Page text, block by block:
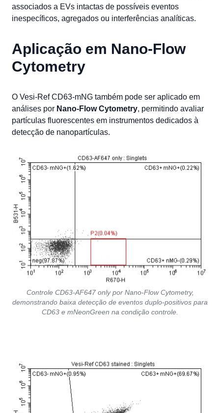
associados a EVs intactas de possíveis eventos
inespecíficos, agregados ou interferências analíticas.
Aplicação em Nano-Flow
Cytometry
O Vesi-Ref CD63-mNG também pode ser aplicado em
análises por Nano-Flow Cytometry, permitindo avaliar
partículas fluorescentes em instrumentos dedicados à
detecção de nanopartículas.
Controle CD63-AF647 only por Nano-Flow Cytometry,
demonstrando baixa detecção de eventos duplo-positivos para
CD63 e mNeonGreen na condição controle.